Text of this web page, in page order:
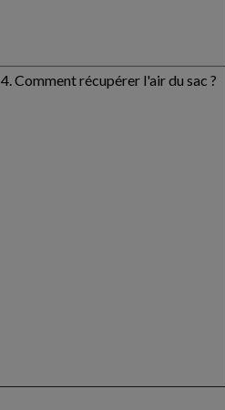
4. Comment récupérer l'air du sac ?